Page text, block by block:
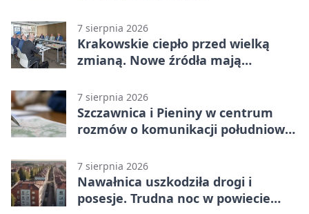
7 sierpnia 2026
Krakowskie ciepło przed wielką
zmianą. Nowe źródła mają
7 sierpnia 2026
Szczawnica i Pieniny w centrum
rozmów o komunikacji południowej
7 sierpnia 2026
Nawałnica uszkodziła drogi i
posesje. Trudna noc w powiecie